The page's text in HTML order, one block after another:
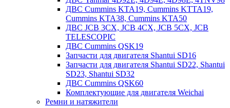
ДВС Cummins KTA19, Cummins KTTA19,
Cummins KTA38, Cummins KTA50
ДВС JCB 3CX, JCB 4CX, JCB 5CX, JCB
TELESCOPIC
ДВС Cummins QSK19
Запчасти для двигателя Shantui SD16
Запчасти для двигателя Shantui SD22, Shantui
SD23, Shantui SD32
ДВС Cummins QSK60
Комплектующие для двигателя Weichai
Ремни и натяжители